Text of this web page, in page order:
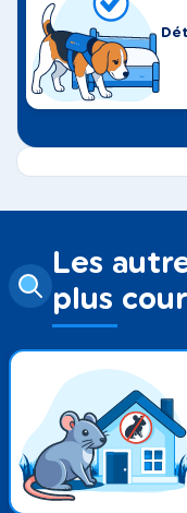
Les
plus